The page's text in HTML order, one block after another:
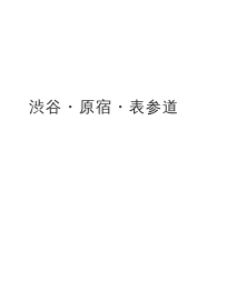
渋谷・原宿・表参道